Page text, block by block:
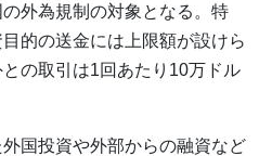
外為規制の対象となる。特
的の送金には上限額が設けら
の取引は1回あたり10万ドル
国投資や外部からの融資など